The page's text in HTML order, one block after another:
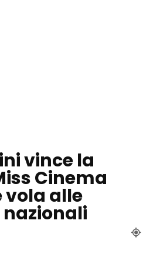
vince la
Cinema
vola alle